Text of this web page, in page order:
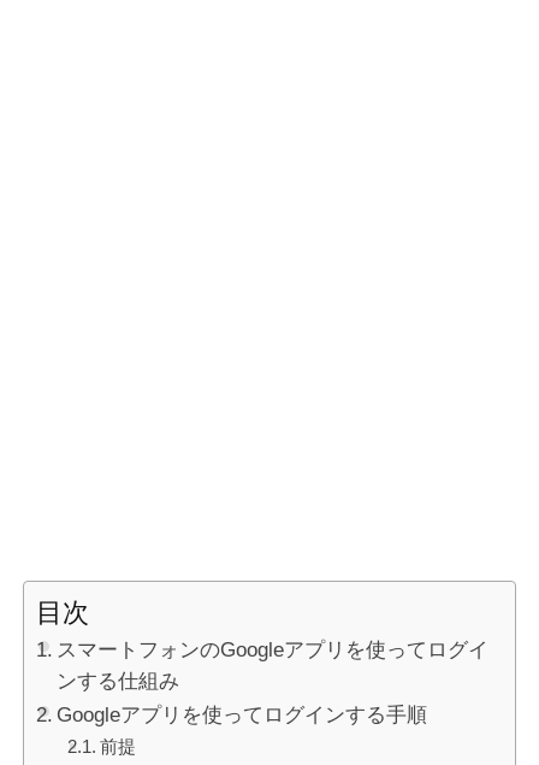
目次
スマートフォンのGoogleアプリを使ってログイ
ンする仕組み
Googleアプリを使ってログインする手順
前提